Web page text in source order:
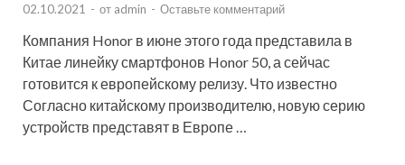
02.10.2021 - от admin - Оставьте комментарий
Компания Honor в июне этого года представила в
Китае линейку смартфонов Honor 50, а сейчас
готовится к европейскому релизу. Что известно
Согласно китайскому производителю, новую серию
устройств представят в Европе …